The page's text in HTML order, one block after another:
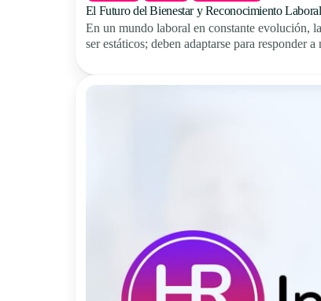
El Futuro del Bienestar y Reconocimiento
En un mundo laboral en constante evolución,
ser estáticos; deben adaptarse para responder